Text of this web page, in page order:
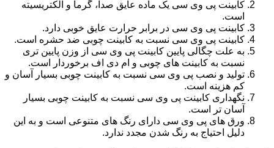
کابینت پی وی سی یک ماده عایق صدا، گرما و الکتریسیته
است.
کابینت پی وی سی در برابر حرارت عایق خوبی دارد.
کابینت پی وی سی نسبت به کابینت چوبی ضد حشره است.
به علت چگالی پایین کابینت پی وی سی از وزن پایین تری
نسبت به کابینت های چوبی و ام دی اف برخوردار است.
تولید و نصب پی وی سی نسبت به کابینت چوبی بسیار آسان و
کم هزینه است.
نگهداری کابینت پی وی سی نسبت به کابینت چوبی بسیار
آسان تر است.
ورق های پی وی سی دارای رنگ های متنوعی است و به این
دلیل احتیاج به رنگ شدن مجدد ندارد.